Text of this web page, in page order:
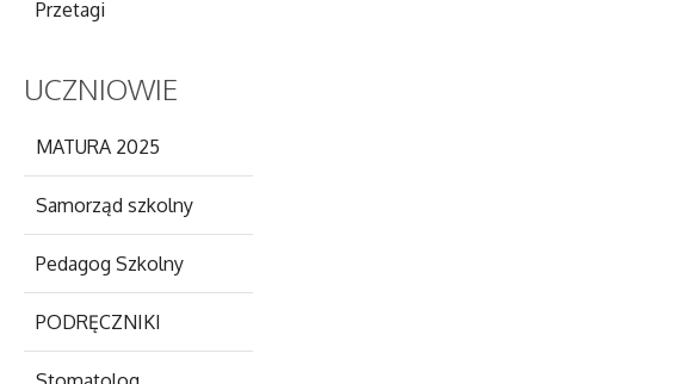
Przetagi
UCZNIOWIE
MATURA 2025
Samorząd szkolny
Pedagog Szkolny
PODRĘCZNIKI